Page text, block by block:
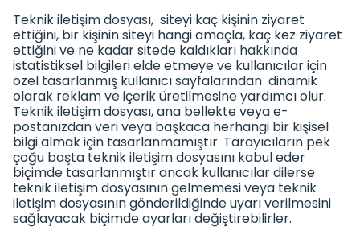
Teknik iletişim dosyası, siteyi kaç kişinin ziyaret
ettiğini, bir kişinin siteyi hangi amaçla, kaç kez ziyaret
ettiğini ve ne kadar sitede kaldıkları hakkında
istatistiksel bilgileri elde etmeye ve kullanıcılar için
özel tasarlanmış kullanıcı sayfalarından dinamik
olarak reklam ve içerik üretilmesine yardımcı olur.
Teknik iletişim dosyası, ana bellekte veya e-
postanızdan veri veya başkaca herhangi bir kişisel
bilgi almak için tasarlanmamıştır. Tarayıcıların pek
çoğu başta teknik iletişim dosyasını kabul eder
biçimde tasarlanmıştır ancak kullanıcılar dilerse
teknik iletişim dosyasının gelmemesi veya teknik
iletişim dosyasının gönderildiğinde uyarı verilmesini
sağlayacak biçimde ayarları değiştirebilirler.